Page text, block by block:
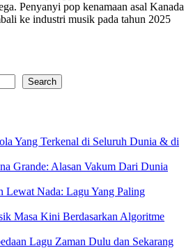
Penyanyi pop kenamaan asal Kanada
ke industri musik pada tahun 2025
Search
Yang Terkenal di Seluruh Dunia & di
Grande: Alasan Vakum Dari Dunia
Lewat Nada: Lagu Yang Paling
Masa Kini Berdasarkan Algoritme
Lagu Zaman Dulu dan Sekarang